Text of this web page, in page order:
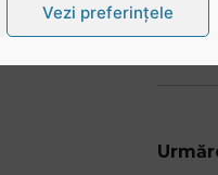
Vezi preferințele